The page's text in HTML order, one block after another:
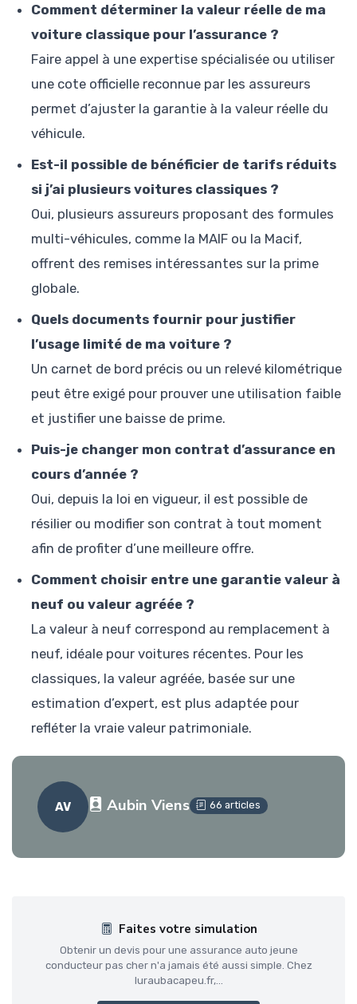
Comment déterminer la valeur réelle de ma
voiture classique pour l’assurance ?
Faire appel à une expertise spécialisée ou utiliser
une cote officielle reconnue par les assureurs
permet d’ajuster la garantie à la valeur réelle du
véhicule.
Est-il possible de bénéficier de tarifs réduits
si j’ai plusieurs voitures classiques ?
Oui, plusieurs assureurs proposant des formules
multi-véhicules, comme la MAIF ou la Macif,
offrent des remises intéressantes sur la prime
globale.
Quels documents fournir pour justifier
l’usage limité de ma voiture ?
Un carnet de bord précis ou un relevé kilométrique
peut être exigé pour prouver une utilisation faible
et justifier une baisse de prime.
Puis-je changer mon contrat d’assurance en
cours d’année ?
Oui, depuis la loi en vigueur, il est possible de
résilier ou modifier son contrat à tout moment
afin de profiter d’une meilleure offre.
Comment choisir entre une garantie valeur à
neuf ou valeur agréée ?
La valeur à neuf correspond au remplacement à
neuf, idéale pour voitures récentes. Pour les
classiques, la valeur agréée, basée sur une
estimation d’expert, est plus adaptée pour
refléter la vraie valeur patrimoniale.
AV Aubin Viens 66 articles
Faites votre simulation
Obtenir un devis pour une assurance auto jeune
conducteur pas cher n'a jamais été aussi simple. Chez
luraubacapeu.fr,...